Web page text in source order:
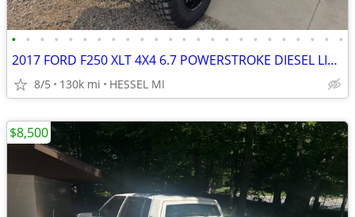
• • • • • • • • • • • • • • • • • • • • • • • •
2017 FORD F250 XLT 4X4 6.7 POWERSTROKE DIESEL LIFTED SOUTHERN TRUCK
8/5 130k mi HESSEL MI
$8,500